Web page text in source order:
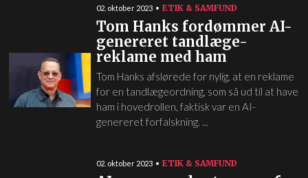
02. oktober 2023 ETIK & SAMFUND
Tom Hanks fordømmer AI-
genereret tandlæge-
reklame med ham
Tom Hanks afslørede for nylig, at en reklame
for en tandlægeordning, som så ud til at have
ham i hovedrollen, faktisk var en AI-
genereret forfalskning. ...
02. oktober 2023 ETIK & SAMFUND